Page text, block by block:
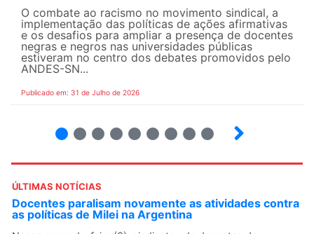
O combate ao racismo no movimento sindical, a
implementação das políticas de ações afirmativas
e os desafios para ampliar a presença de docentes
negras e negros nas universidades públicas
estiveram no centro dos debates promovidos pelo
ANDES-SN...
Publicado em: 31 de Julho de 2026
ÚLTIMAS NOTÍCIAS
ANDES-SN convoca docentes para Dia de
Solidariedade Internacionalista com Cuba em 13 de
agosto